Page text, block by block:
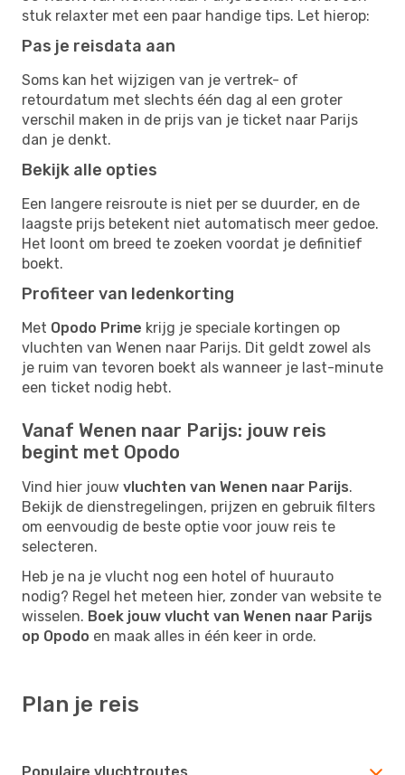
stuk relaxter met een paar handige tips. Let hierop:
Pas je reisdata aan
Soms kan het wijzigen van je vertrek- of
retourdatum met slechts één dag al een groter
verschil maken in de prijs van je ticket naar Parijs
dan je denkt.
Bekijk alle opties
Een langere reisroute is niet per se duurder, en de
laagste prijs betekent niet automatisch meer gedoe.
Het loont om breed te zoeken voordat je definitief
boekt.
Profiteer van ledenkorting
Met Opodo Prime krijg je speciale kortingen op
vluchten van Wenen naar Parijs. Dit geldt zowel als
je ruim van tevoren boekt als wanneer je last-minute
een ticket nodig hebt.
Vanaf Wenen naar Parijs: jouw reis
begint met Opodo
Vind hier jouw vluchten van Wenen naar Parijs.
Bekijk de dienstregelingen, prijzen en gebruik filters
om eenvoudig de beste optie voor jouw reis te
selecteren.
Heb je na je vlucht nog een hotel of huurauto
nodig? Regel het meteen hier, zonder van website te
wisselen. Boek jouw vlucht van Wenen naar Parijs
op Opodo en maak alles in één keer in orde.
Plan je reis